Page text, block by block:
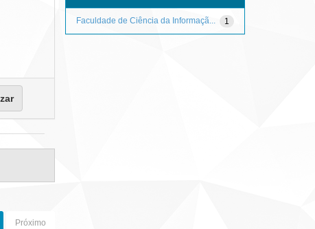
Próximo
1
Faculdade de Ciência da Informaçã...